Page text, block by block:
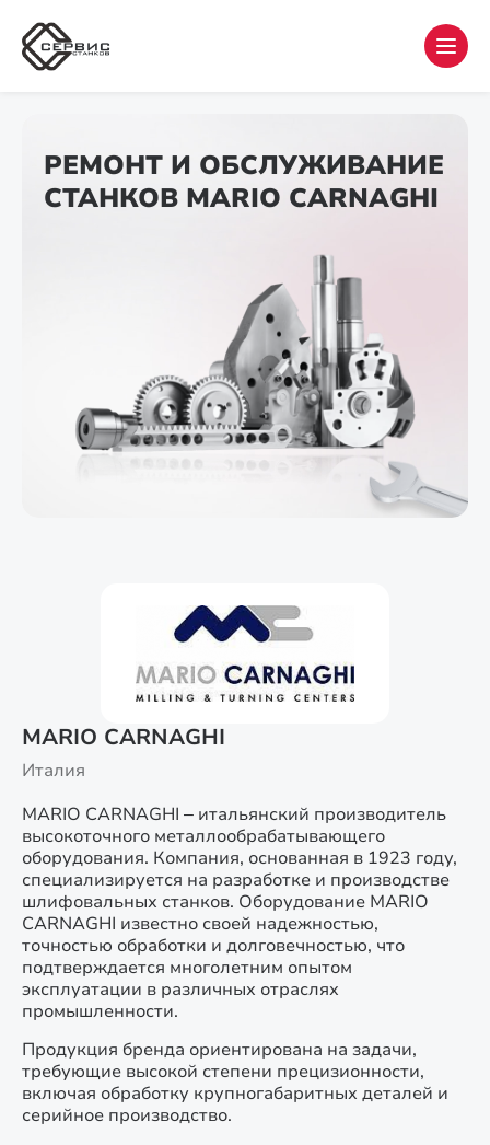
РЕМОНТ И ОБСЛУЖИВАНИЕ
СТАНКОВ MARIO CARNAGHI
MARIO CARNAGHI
Италия
MARIO CARNAGHI – итальянский производитель
высокоточного металлообрабатывающего
оборудования. Компания, основанная в 1923 году,
специализируется на разработке и производстве
шлифовальных станков. Оборудование MARIO
CARNAGHI известно своей надежностью,
точностью обработки и долговечностью, что
подтверждается многолетним опытом
эксплуатации в различных отраслях
промышленности.
Продукция бренда ориентирована на задачи,
требующие высокой степени прецизионности,
включая обработку крупногабаритных деталей и
серийное производство.